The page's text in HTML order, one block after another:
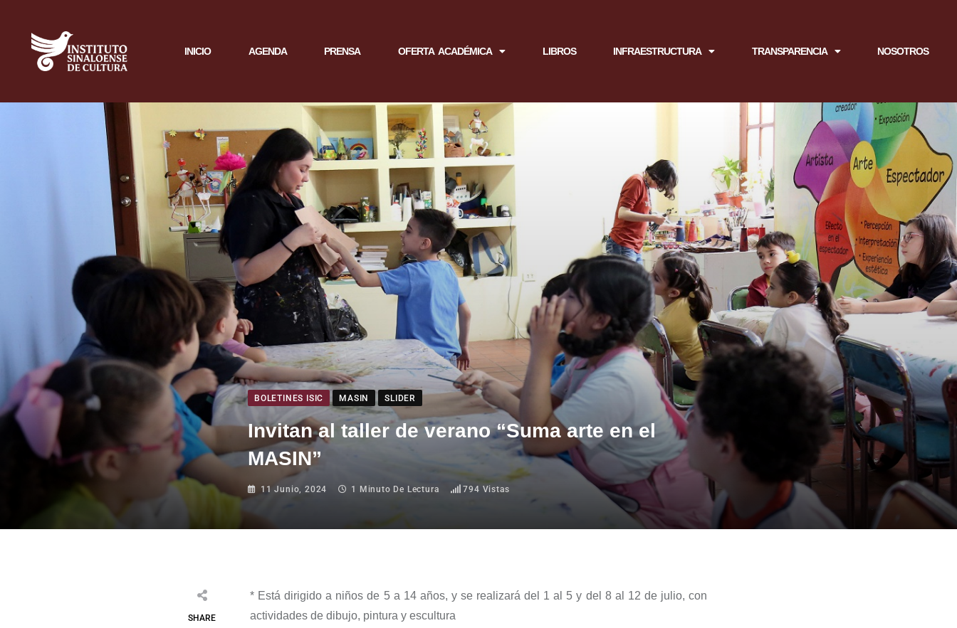
INICIO AGENDA PRENSA OFERTA ACADÉMICA LIBROS INFRAESTRUCTURA TRANSPARENCIA NOSOTROS
BOLETINES ISIC MASIN SLIDER
Invitan al taller de verano “Suma arte en el
MASIN”
11 Junio, 2024 1 Minuto De Lectura 794 Vistas
SHARE
* Está dirigido a niños de 5 a 14 años, y se realizará del 1 al 5 y del 8 al 12 de julio, con
actividades de dibujo, pintura y escultura